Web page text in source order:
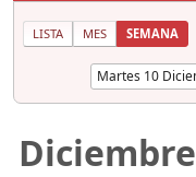
LISTA MES SEMANA
Diciembre